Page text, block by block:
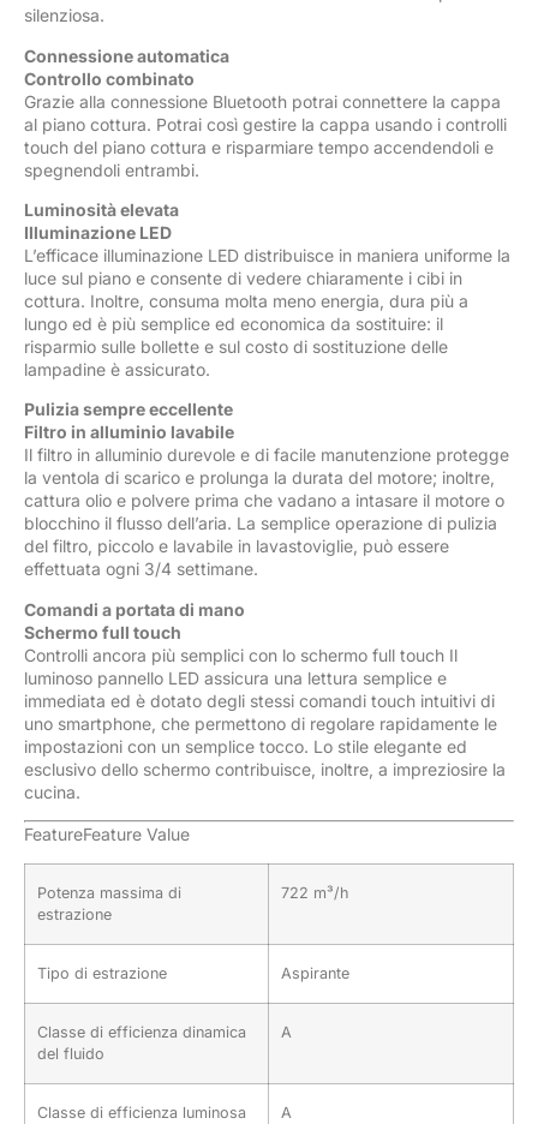
silenziosa.
Connessione automatica
Controllo combinato
Grazie alla connessione Bluetooth potrai connettere la cappa
al piano cottura. Potrai così gestire la cappa usando i controlli
touch del piano cottura e risparmiare tempo accendendoli e
spegnendoli entrambi.
Luminosità elevata
Illuminazione LED
L’efficace illuminazione LED distribuisce in maniera uniforme la
luce sul piano e consente di vedere chiaramente i cibi in
cottura. Inoltre, consuma molta meno energia, dura più a
lungo ed è più semplice ed economica da sostituire: il
risparmio sulle bollette e sul costo di sostituzione delle
lampadine è assicurato.
Pulizia sempre eccellente
Filtro in alluminio lavabile
Il filtro in alluminio durevole e di facile manutenzione protegge
la ventola di scarico e prolunga la durata del motore; inoltre,
cattura olio e polvere prima che vadano a intasare il motore o
blocchino il flusso dell’aria. La semplice operazione di pulizia
del filtro, piccolo e lavabile in lavastoviglie, può essere
effettuata ogni 3/4 settimane.
Comandi a portata di mano
Schermo full touch
Controlli ancora più semplici con lo schermo full touch Il
luminoso pannello LED assicura una lettura semplice e
immediata ed è dotato degli stessi comandi touch intuitivi di
uno smartphone, che permettono di regolare rapidamente le
impostazioni con un semplice tocco. Lo stile elegante ed
esclusivo dello schermo contribuisce, inoltre, a impreziosire la
cucina.
FeatureFeature Value
Potenza massima di
estrazione
722 m³/h
Tipo di estrazione Aspirante
Classe di efficienza dinamica
del fluido
A
Classe di efficienza luminosa A